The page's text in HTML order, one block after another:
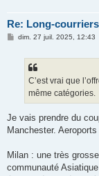
Re: Long-
Mdim. 27 juil. 2025, 12:43
C’est vrai que
même catégories.
Je vais prendre du
Manchester.
Milan : une très
communauté